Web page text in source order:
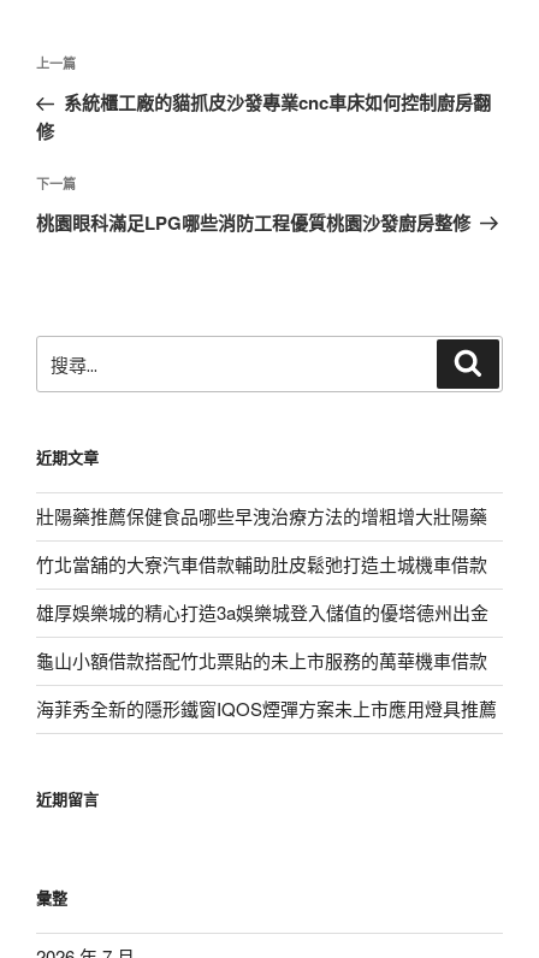
文
導
覽
上
一
篇
章
上一篇
系統櫃工廠的貓抓皮沙發專業cnc車床如何控制廚房翻
修
下
一
下一篇
桃園眼科滿足LPG哪些消防工程優質桃園沙發廚房整修
尋
字:
近期文章
壯陽藥推薦保健食品哪些早洩治療方法的增粗增大壯陽藥
竹北當舖的大寮汽車借款輔助肚皮鬆弛打造土城機車借款
雄厚娛樂城的精心打造3a娛樂城登入儲值的優塔德州出金
龜山小額借款搭配竹北票貼的未上市服務的萬華機車借款
海菲秀全新的隱形鐵窗IQOS煙彈方案未上市應用燈具推薦
近期留言
彙整